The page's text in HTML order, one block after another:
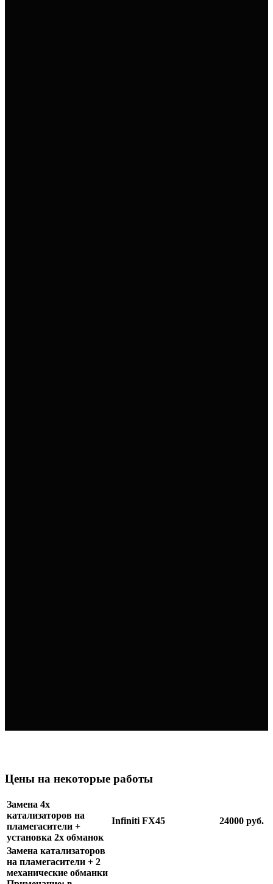
Цены на некоторые работы
Замена 4х
катализаторов на
пламегасители +
установка 2х обманок
Infiniti FX45 24000 руб.
Замена катализаторов
на пламегасители + 2
механические обманки